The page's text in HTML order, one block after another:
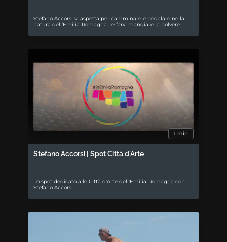
Stefano Accorsi vi aspetta per camminare e pedalare nella
natura dell’Emilia-Romagna... e farvi mangiare la polvere
1 min
Stefano Accorsi | Spot Città d'Arte
Lo spot dedicato alle Città d'Arte dell'Emilia-Romagna con
Stefano Accorsi